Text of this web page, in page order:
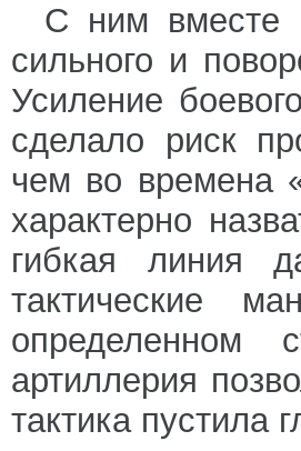
С ним вместе
сильного и
Усиление
сделало риск
чем во времена
характерно
гибкая линия
тактические
определенном
артиллерия
тактика пустила